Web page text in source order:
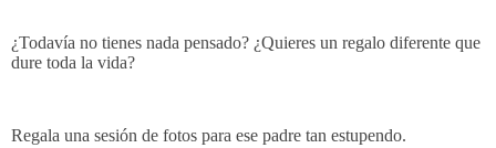
¿Todavía no tienes nada pensado? ¿Quieres un regalo diferente que
dure toda la vida?
Regala una sesión de fotos para ese padre tan estupendo.